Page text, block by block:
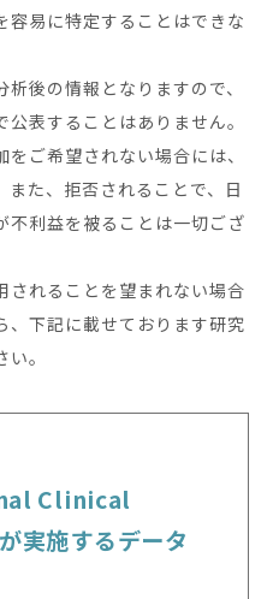
容易に特定することはできな
後の情報となりますので、
表することはありません。
ご希望されない場合には、
た、拒否されることで、日
不利益を被ることは一切ござ
れることを望まれない場合
、下記に載せております研究
。
Clinical
実施するデータ